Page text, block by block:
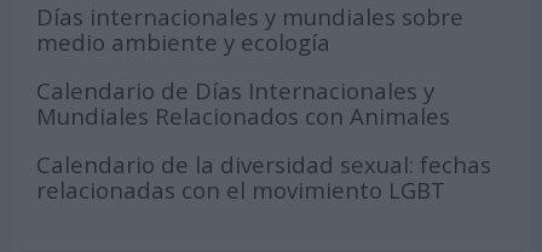
Días internacionales y mundiales sobre
medio ambiente y ecología
Calendario de Días Internacionales y
Mundiales Relacionados con Animales
Calendario de la diversidad sexual: fechas
relacionadas con el movimiento LGBT